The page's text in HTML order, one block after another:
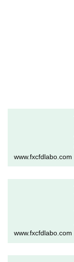
www.fxcfdlabo.com
www.fxcfdlabo.com